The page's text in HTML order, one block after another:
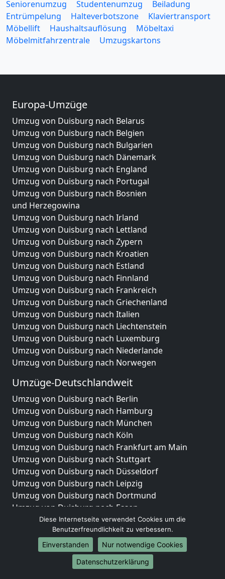
Seniorenumzug
Studentenumzug
Beiladung
Entrümpelung
Halteverbotszone
Klaviertransport
Möbellift
Haushaltsauflösung
Möbeltaxi
Möbelmitfahrzentrale
Umzugskartons
Europa-Umzüge
Umzug von Duisburg nach Belarus
Umzug von Duisburg nach Belgien
Umzug von Duisburg nach Bulgarien
Umzug von Duisburg nach Dänemark
Umzug von Duisburg nach England
Umzug von Duisburg nach Portugal
Umzug von Duisburg nach Bosnien
und Herzegowina
Umzug von Duisburg nach Irland
Umzug von Duisburg nach Lettland
Umzug von Duisburg nach Zypern
Umzug von Duisburg nach Kroatien
Umzug von Duisburg nach Estland
Umzug von Duisburg nach Finnland
Umzug von Duisburg nach Frankreich
Umzug von Duisburg nach Griechenland
Umzug von Duisburg nach Italien
Umzug von Duisburg nach Liechtenstein
Umzug von Duisburg nach Luxemburg
Umzug von Duisburg nach Niederlande
Umzug von Duisburg nach Norwegen
Umzüge-Deutschlandweit
Umzug von Duisburg nach Berlin
Umzug von Duisburg nach Hamburg
Umzug von Duisburg nach München
Umzug von Duisburg nach Köln
Umzug von Duisburg nach Frankfurt am Main
Umzug von Duisburg nach Stuttgart
Umzug von Duisburg nach Düsseldorf
Umzug von Duisburg nach Leipzig
Umzug von Duisburg nach Dortmund
Umzug von Duisburg nach Essen
Umzug von Duisburg nach Bremen
Umzug von Duisburg nach Dresden
Umzug von Duisburg nach Hannover
Umzug von Duisburg nach Nürnberg
Umzug von Duisburg nach Duisburg
Diese Internetseite verwendet Cookies um die
Benutzerfreundlichkeit zu verbessern.
Einverstanden
Nur notwendige Cookies
Datenschutzerklärung